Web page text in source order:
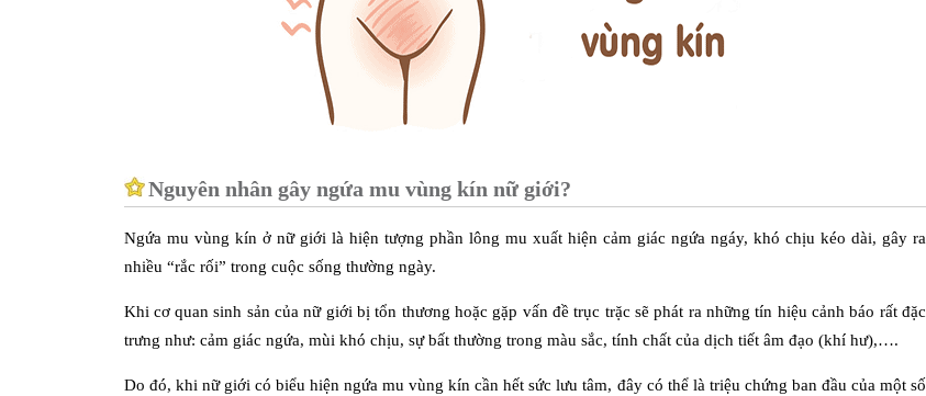
Nguyên nhân gây ngứa mu vùng kín nữ giới?
Ngứa mu vùng kín ở nữ giới là hiện tượng phần lông mu xuất hiện cảm giác ngứa ngáy, khó chịu kéo dài, gây ra
nhiều “rắc rối” trong cuộc sống thường ngày.
Khi cơ quan sinh sản của nữ giới bị tổn thương hoặc gặp vấn đề trục trặc sẽ phát ra những tín hiệu cảnh báo rất đặc
trưng như: cảm giác ngứa, mùi khó chịu, sự bất thường trong màu sắc, tính chất của dịch tiết âm đạo (khí hư),….
Do đó, khi nữ giới có biểu hiện ngứa mu vùng kín cần hết sức lưu tâm, đây có thể là triệu chứng ban đầu của một số